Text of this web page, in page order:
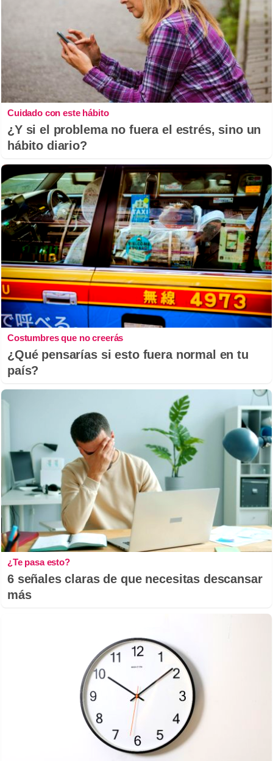
Cuidado con este hábito
¿Y si el problema no fuera el estrés, sino un
hábito diario?
Costumbres que no creerás
¿Qué pensarías si esto fuera normal en tu
país?
¿Te pasa esto?
6 señales claras de que necesitas descansar
más